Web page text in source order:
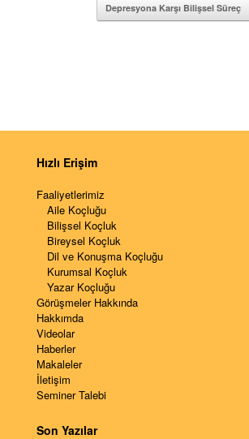
Depresyona Karşı Bilişsel Süreç
Hızlı Erişim
Faaliyetlerimiz
Aile Koçluğu
Bilişsel Koçluk
Bireysel Koçluk
Dil ve Konuşma Koçluğu
Kurumsal Koçluk
Yazar Koçluğu
Görüşmeler Hakkında
Hakkımda
Videolar
Haberler
Makaleler
İletişim
Seminer Talebi
Son Yazılar